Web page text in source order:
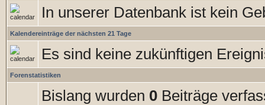
In unserer Datenbank ist kein
Kalendereinträge der nächsten 21 Tage
Es sind keine zukünftigen
Forenstatistiken
Bislang wurden 0Beiträge